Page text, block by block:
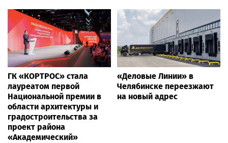
ГК «КОРТРОС» стала
лауреатом первой
Национальной премии в
области архитектуры и
градостроительства за
проект района
«Академический»
«Деловые Линии» в
Челябинске переезжают
на новый адрес